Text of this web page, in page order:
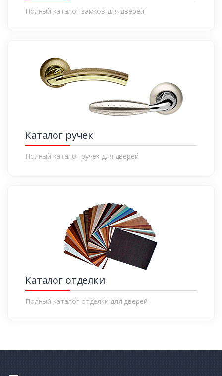
Полный каталог замков для дверей
Каталог ручек
Полный каталог ручек для дверей
Каталог отделки
Полный каталог отделки для дверей